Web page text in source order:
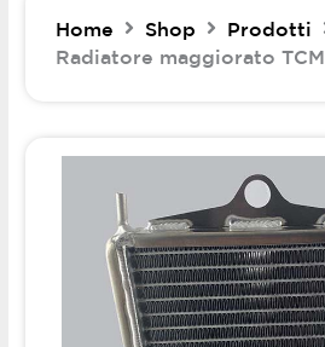
Home Shop
Prodotti
Radiatore maggiorato TCM